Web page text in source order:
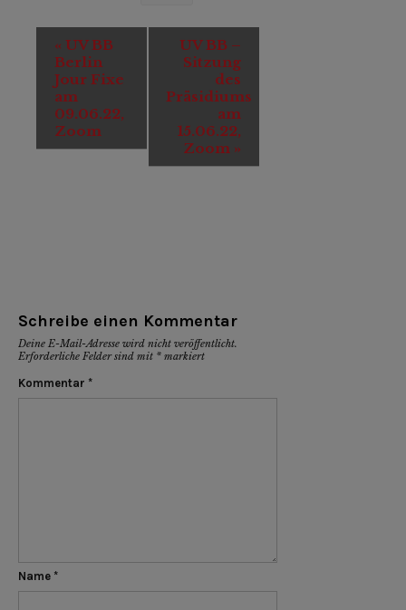
Veranstaltung-
Navigation
« UV BB
Berlin
Jour Fixe
am
09.06.22,
Zoom
UV BB –
Sitzung
des
Präsidiums
am
15.06.22,
Zoom »
Schreibe einen Kommentar
Deine E-Mail-Adresse wird nicht veröffentlicht.
Erforderliche Felder sind mit * markiert
Kommentar *
Name *